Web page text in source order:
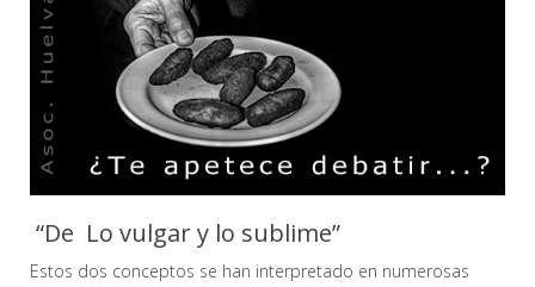
“De Lo vulgar y lo sublime”
Estos dos conceptos se han interpretado en numerosas